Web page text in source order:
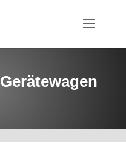
Gerätewagen